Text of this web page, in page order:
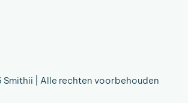
| Alle rechten voorbehouden